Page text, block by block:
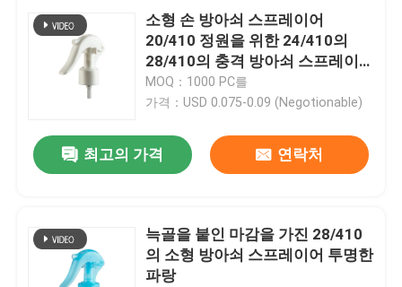
소형 손 방아쇠 스프레이어
20/410 정원을 위한 24/410의
28/410의 충격 방아쇠 스프레이
어
MOQ：1000 PC를
가격：USD 0.075-0.09 (Negotionable)
최고의 가격 연락처
늑골을 붙인 마감을 가진 28/410
의 소형 방아쇠 스프레이어 투명한
파랑